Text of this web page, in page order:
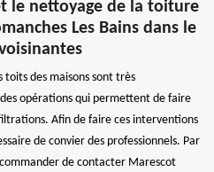
le nettoyage de la toiture
Les Bains dans le
toits des maisons sont très
opérations qui permettent de faire
Afin de faire ces interventions
de convier des professionnels. Par
de contacter Marescot